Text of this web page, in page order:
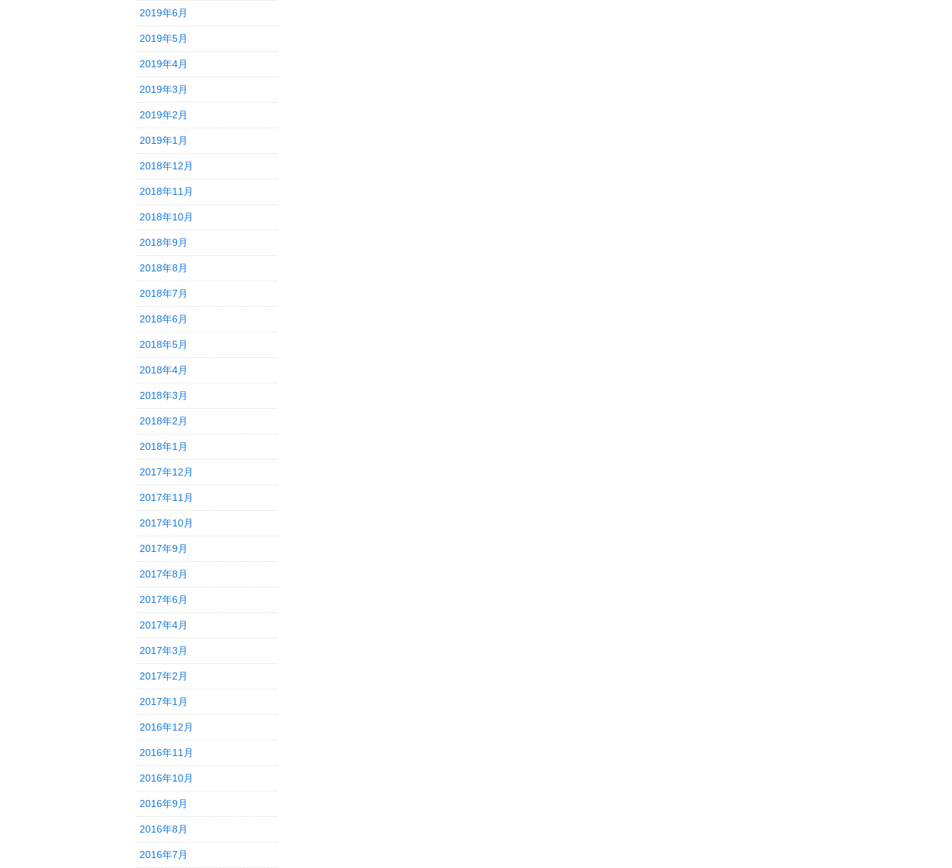
2019年6月
2019年5月
2019年4月
2019年3月
2019年2月
2019年1月
2018年12月
2018年11月
2018年10月
2018年9月
2018年8月
2018年7月
2018年6月
2018年5月
2018年4月
2018年3月
2018年2月
2018年1月
2017年12月
2017年11月
2017年10月
2017年9月
2017年8月
2017年6月
2017年4月
2017年3月
2017年2月
2017年1月
2016年12月
2016年11月
2016年10月
2016年9月
2016年8月
2016年7月